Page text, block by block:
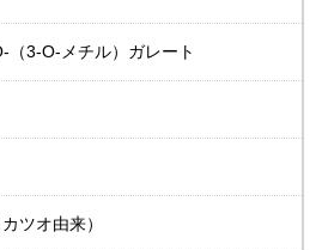
（3-Ο-メチル）ガレート
カツオ由来）